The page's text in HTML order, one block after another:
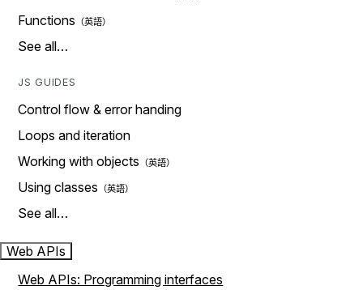
Functions
See all…
JS GUIDES
Control flow & error handing
Loops and iteration
Working with objects
Using classes
See all…
Web APIs
Web APIs: Programming interfaces